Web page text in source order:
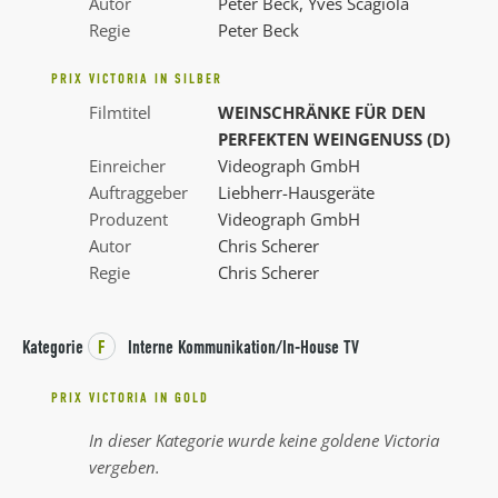
Regie
Peter Beck
PRIX VICTORIA IN SILBER
Filmtitel
WEINSCHRÄNKE FÜR DEN
PERFEKTEN WEINGENUSS (D)
Einreicher
Videograph GmbH
Auftraggeber
Liebherr-Hausgeräte
Produzent
Videograph GmbH
Autor
Chris Scherer
Regie
Chris Scherer
Kategorie F Interne Kommunikation/In-House TV
PRIX VICTORIA IN GOLD
In dieser Kategorie wurde keine goldene Victoria
vergeben.